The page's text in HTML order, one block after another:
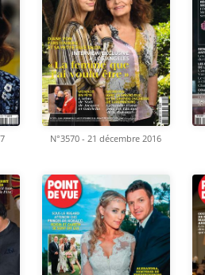
N°3570 - 21 décembre 2016